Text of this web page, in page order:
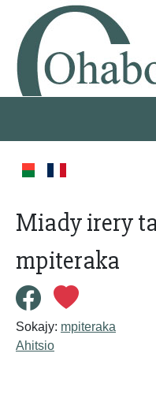
Miady irery
mpiteraka
Sokajy: mpiteraka
Ahitsio